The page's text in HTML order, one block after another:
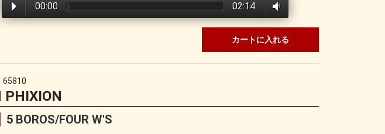
00:00 02:14
カートに入れる
65810
PHIXION
5 BOROS/FOUR W'S